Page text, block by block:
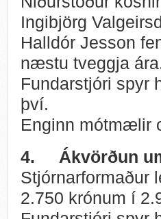
Ingibjörg
Halldór Jesson
næstu tveggja
Fundarstjóri spyr
því.
Enginn mótmælir
4. Ákvörðun
Stjórnarformaður
2.750 krónum í